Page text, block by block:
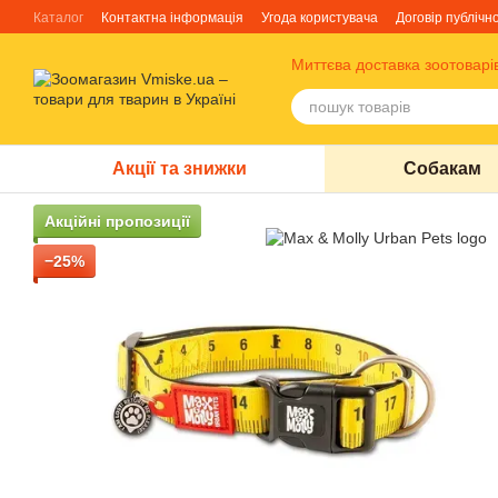
Перейти до основного контенту
Каталог Контактна інформація Угода користувача
Договір
Миттєва доставка
Акції та знижки Собакам
Акційні пропозиції
−25%